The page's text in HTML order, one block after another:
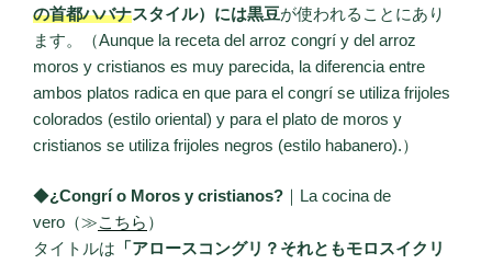
の首都ハバナスタイル）には黒豆が使われることにあり
ます。（Aunque la receta del arroz congrí y del arroz
moros y cristianos es muy parecida, la diferencia entre
ambos platos radica en que para el congrí se utiliza frijoles
colorados (estilo oriental) y para el plato de moros y
cristianos se utiliza frijoles negros (estilo habanero).）
◆¿Congrí o Moros y cristianos? ｜La cocina de
vero（≫こちら ）
タイトルは 「アロースコングリ？それともモロスイクリ